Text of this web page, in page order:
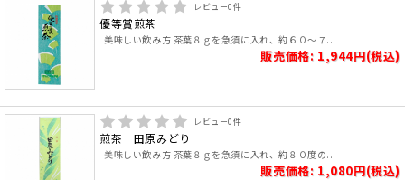
レビュー0件
優等賞煎茶
美味しい飲み方 茶葉８ｇを急須に入れ、約６０～７..
販売価格: 1,944円(税込)
レビュー0件
煎茶 田原みどり
美味しい飲み方 茶葉８ｇを急須に入れ、約８０度の..
販売価格: 1,080円(税込)